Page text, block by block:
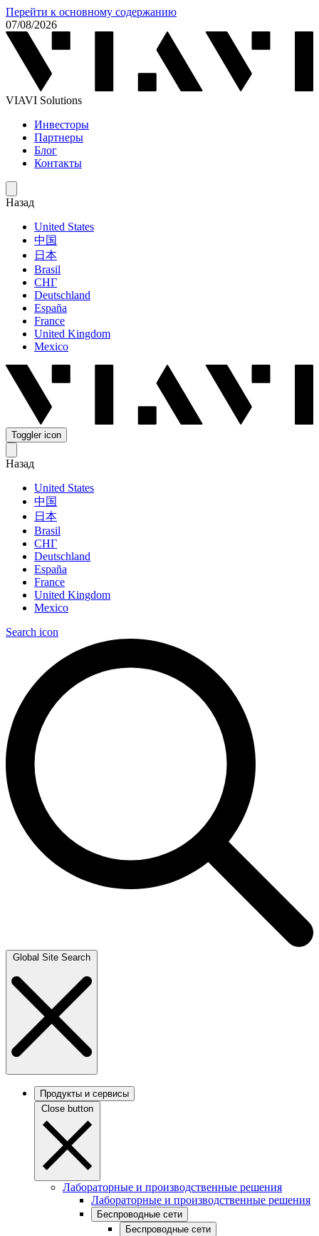
Перейти к основному содержанию
07/08/2026
VIAVI Solutions
Инвесторы
Партнеры
Блог
Контакты
Назад
United States
中国
日本
Brasil
СНГ
Deutschland
España
France
United Kingdom
Mexico
Toggler icon
Назад
United States
中国
日本
Brasil
СНГ
Deutschland
España
France
United Kingdom
Mexico
Search icon
Global Site Search
Продукты и сервисы
Close button
Лабораторные и производственные решения
Лабораторные и производственные решения
Беспроводные сети
Беспроводные сети